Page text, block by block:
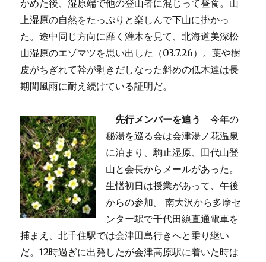
かめた後、湿原端で他の登山者に混じって昼食。山
上湿原の自然をたっぷりと楽しんで下山に掛かっ
た。途中同じ方向に靡く灌木を見て、北海道美深松
山湿原のエゾマツを思い出した（03.7.26）。葉や樹
皮がちぎれて幹が剥きだしなった斜めの低木達は長
期間風雨に耐え続けている証明だ。
先行メンバーを追う
今年の
秘湯を巡る会は会津湯ノ花温泉
に泊まり、駒止湿原、田代山登
山と会長からメールがあった。
生憎初日は授業があって、午後
からの参加。 南大沢から多摩セ
ンター駅で千代田線直通電車を
捕まえ、北千住駅では会津田島行きへと乗り継い
だ。12時過ぎに出発したが会津高原駅に着いた時は